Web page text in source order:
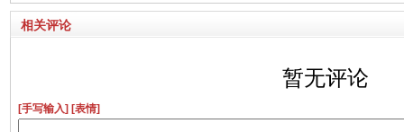
相关评论
暂无评论
[手写输入] [表情]